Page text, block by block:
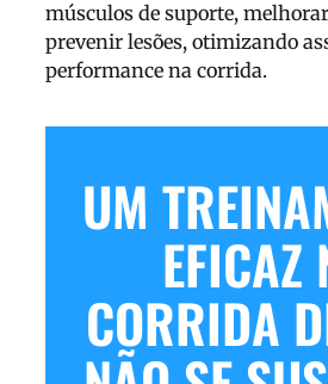
músculos de suporte,
prevenir lesões, otimizando
performance na corrida.
UM
EFICAZ
CORRIDA